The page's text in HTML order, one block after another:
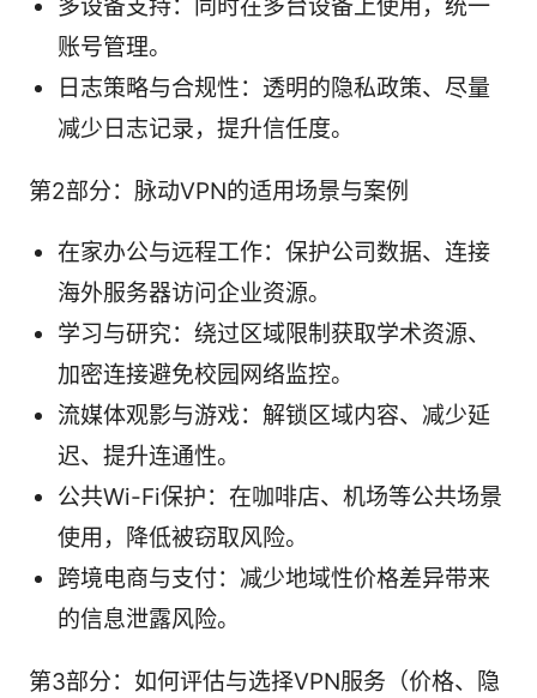
多设备支持：同时在多台设备上使用，统一
账号管理。
日志策略与合规性：透明的隐私政策、尽量
减少日志记录，提升信任度。
第2部分：脉动VPN的适用场景与案例
在家办公与远程工作：保护公司数据、连接
海外服务器访问企业资源。
学习与研究：绕过区域限制获取学术资源、
加密连接避免校园网络监控。
流媒体观影与游戏：解锁区域内容、减少延
迟、提升连通性。
公共Wi-Fi保护：在咖啡店、机场等公共场景
使用，降低被窃取风险。
跨境电商与支付：减少地域性价格差异带来
的信息泄露风险。
第3部分：如何评估与选择VPN服务（价格、隐